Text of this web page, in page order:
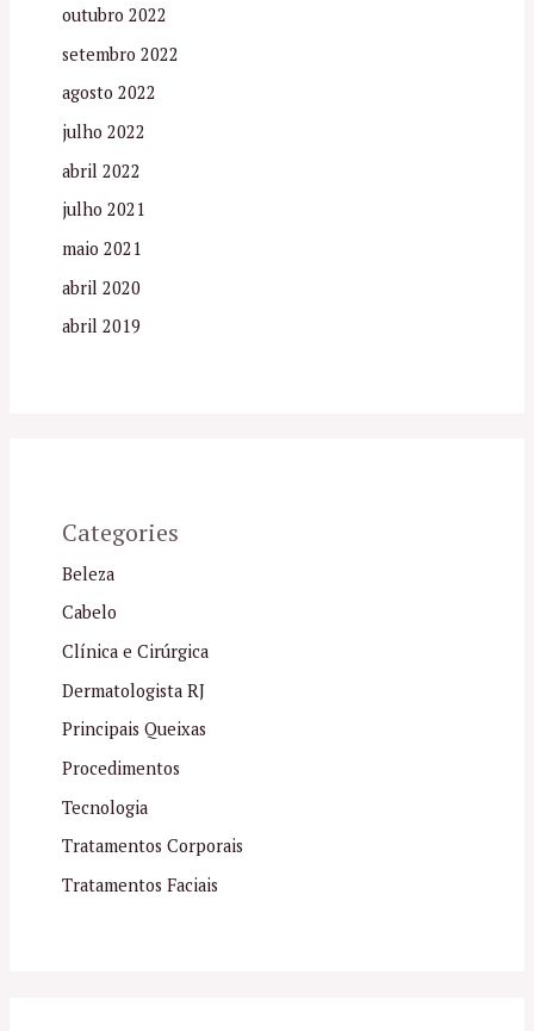
outubro 2022
setembro 2022
agosto 2022
julho 2022
abril 2022
julho 2021
maio 2021
abril 2020
abril 2019
Categories
Beleza
Cabelo
Clínica e Cirúrgica
Dermatologista RJ
Principais Queixas
Procedimentos
Tecnologia
Tratamentos Corporais
Tratamentos Faciais